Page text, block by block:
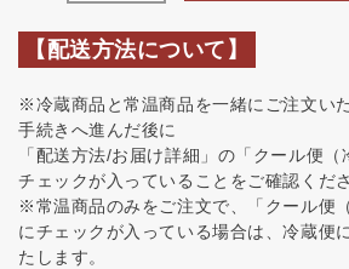
【配送方法について】
※冷蔵商品と常温商品を一緒にご注文い
手続きへ進んだ後に
「配送方法/お届け詳細」の「クール便
チェックが入っていることをご確認くださ
※常温商品のみをご注文で、「クール便
にチェックが入っている場合は、冷蔵便
たします。